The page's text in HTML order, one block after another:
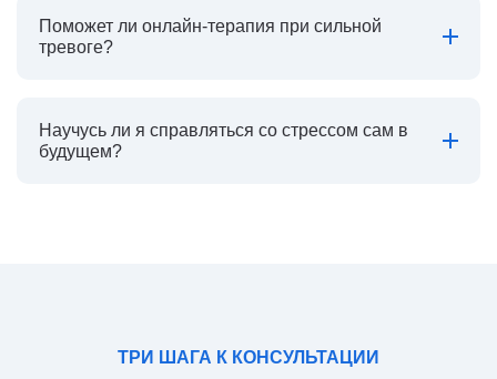
Поможет ли онлайн-терапия при сильной
тревоге?
Научусь ли я справляться со стрессом сам в
будущем?
ТРИ ШАГА К КОНСУЛЬТАЦИИ